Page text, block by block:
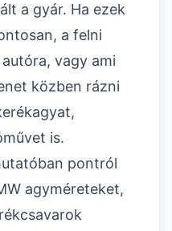
a gyár. Ha ezek
a felni
vagy ami
közben rázni
is.
pontról
agyméreteket,